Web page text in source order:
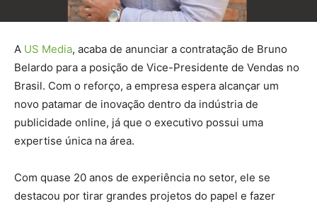
A US Media, acaba de anunciar a contratação de Bruno
Belardo para a posição de Vice-Presidente de Vendas no
Brasil. Com o reforço, a empresa espera alcançar um
novo patamar de inovação dentro da indústria de
publicidade online, já que o executivo possui uma
expertise única na área.
Com quase 20 anos de experiência no setor, ele se
destacou por tirar grandes projetos do papel e fazer